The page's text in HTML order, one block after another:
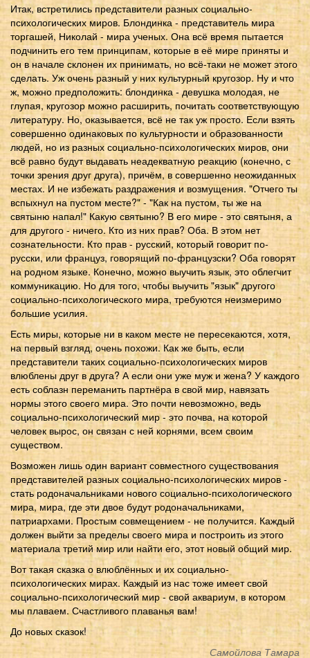
Итак, встретились представители разных социально-
психологических миров. Блондинка - представитель мира
торгашей, Николай - мира ученых. Она всё время пытается
подчинить его тем принципам, которые в её мире приняты и
он в начале склонен их принимать, но всё-таки не может этого
сделать. Уж очень разный у них культурный кругозор. Ну и что
ж, можно предположить: блондинка - девушка молодая, не
глупая, кругозор можно расширить, почитать соответствующую
литературу. Но, оказывается, всё не так уж просто. Если взять
совершенно одинаковых по культурности и образованности
людей, но из разных социально-психологических миров, они
всё равно будут выдавать неадекватную реакцию (конечно, с
точки зрения друг друга), причём, в совершенно неожиданных
местах. И не избежать раздражения и возмущения. "Отчего ты
вспыхнул на пустом месте?" - "Как на пустом, ты же на
святыню напал!" Какую святыню? В его мире - это святыня, а
для другого - ничего. Кто из них прав? Оба. В этом нет
сознательности. Кто прав - русский, который говорит по-
русски, или француз, говорящий по-французски? Оба говорят
на родном языке. Конечно, можно выучить язык, это облегчит
коммуникацию. Но для того, чтобы выучить "язык" другого
социально-психологического мира, требуются неизмеримо
большие усилия.
Есть миры, которые ни в каком месте не пересекаются, хотя,
на первый взгляд, очень похожи. Как же быть, если
представители таких социально-психологических миров
влюблены друг в друга? А если они уже муж и жена? У каждого
есть соблазн переманить партнёра в свой мир, навязать
нормы этого своего мира. Это почти невозможно, ведь
социально-психологический мир - это почва, на которой
человек вырос, он связан с ней корнями, всем своим
существом.
Возможен лишь один вариант совместного существования
представителей разных социально-психологических миров -
стать родоначальниками нового социально-психологического
мира, мира, где эти двое будут родоначальниками,
патриархами. Простым совмещением - не получится. Каждый
должен выйти за пределы своего мира и построить из этого
материала третий мир или найти его, этот новый общий мир.
Вот такая сказка о влюблённых и их социально-
психологических мирах. Каждый из нас тоже имеет свой
социально-психологический мир - свой аквариум, в котором
мы плаваем. Счастливого плаванья вам!
До новых сказок!
Самойлова Тамара